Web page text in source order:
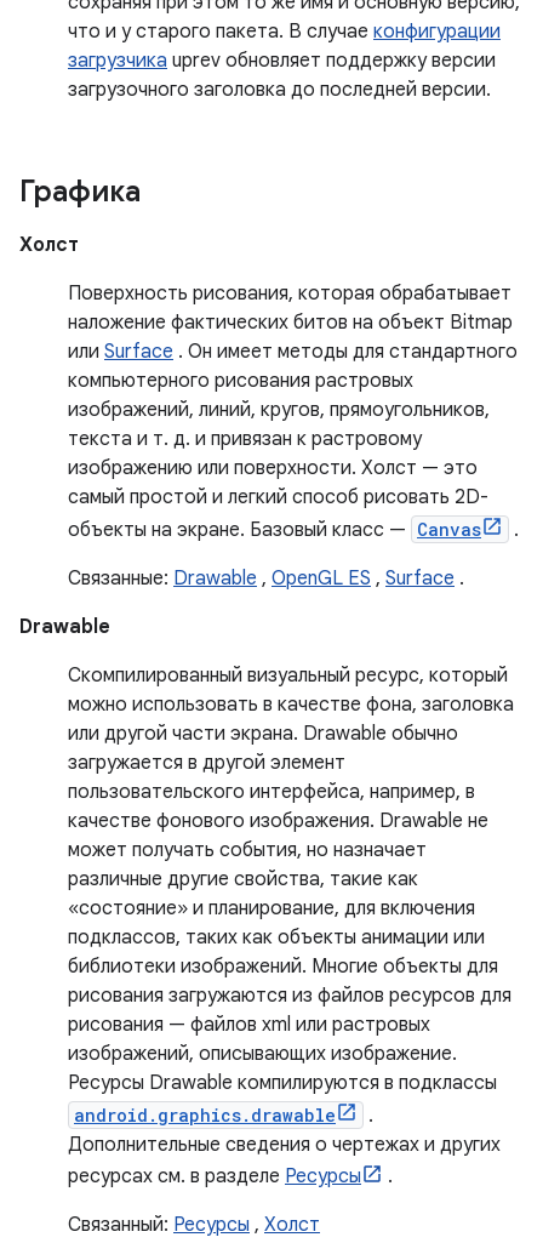
что и у старого пакета. В случае конфигурации
загрузчика uprev обновляет поддержку версии
загрузочного заголовка до последней версии.
Графика
Холст
Поверхность рисования, которая обрабатывает
наложение фактических битов на объект Bitmap
или Surface . Он имеет методы для стандартного
компьютерного рисования растровых
изображений, линий, кругов, прямоугольников,
текста и т. д. и привязан к растровому
изображению или поверхности. Холст — это
самый простой и легкий способ рисовать 2D-
объекты на экране. Базовый класс — Canvas
.
Связанные: Drawable , OpenGL ES , Surface .
Drawable
Скомпилированный визуальный ресурс, который
можно использовать в качестве фона, заголовка
или другой части экрана. Drawable обычно
загружается в другой элемент
пользовательского интерфейса, например, в
качестве фонового изображения. Drawable не
может получать события, но назначает
различные другие свойства, такие как
«состояние» и планирование, для включения
подклассов, таких как объекты анимации или
библиотеки изображений. Многие объекты для
рисования загружаются из файлов ресурсов для
рисования — файлов xml или растровых
изображений, описывающих изображение.
Ресурсы Drawable компилируются в подклассы
android.graphics.drawable
.
Дополнительные сведения о чертежах и других
ресурсах см. в разделе Ресурсы
.
Связанный: Ресурсы , Холст